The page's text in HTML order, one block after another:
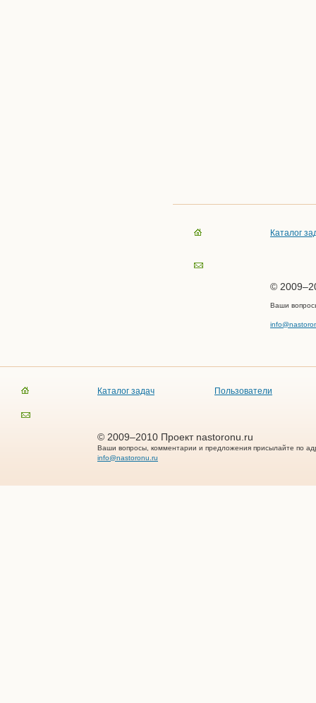
Каталог
©
Ваши
Каталог задач Пользователи
© 2009–2010 Проект nastoronu.ru
Ваши вопросы, комментарии и предложения присылайте по
info@nastoronu.ru